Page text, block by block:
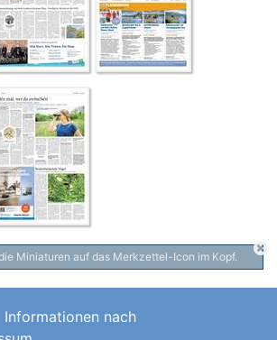
Miniaturen auf das Merkzettel-Icon im Kopf.
Informationen nach